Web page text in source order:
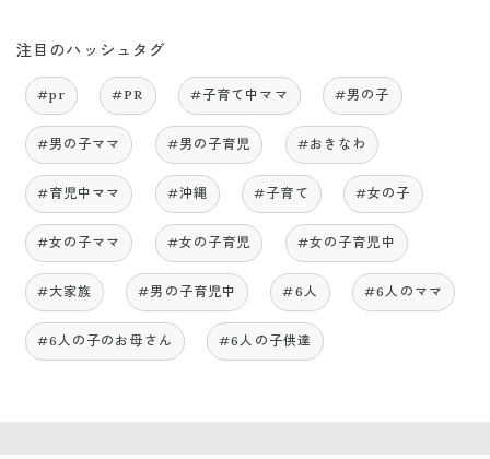
注目のハッシュタグ
#pr #PR #子育て中ママ #男の子
#男の子ママ #男の子育児 #おきなわ
#育児中ママ #沖縄 #子育て #女の子
#女の子ママ #女の子育児 #女の子育児中
#大家族 #男の子育児中 #6人 #6人のママ
#6人の子のお母さん #6人の子供達